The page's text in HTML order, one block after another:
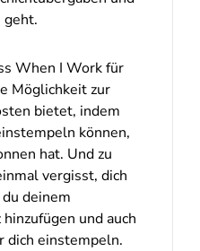
geht.
When I Work für
Möglichkeit zur
bietet, indem
können,
hat. Und zu
vergisst, dich
deinem
und auch
dich einstempeln.